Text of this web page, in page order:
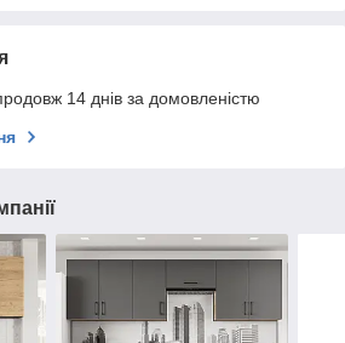
14 днів за домовленістю